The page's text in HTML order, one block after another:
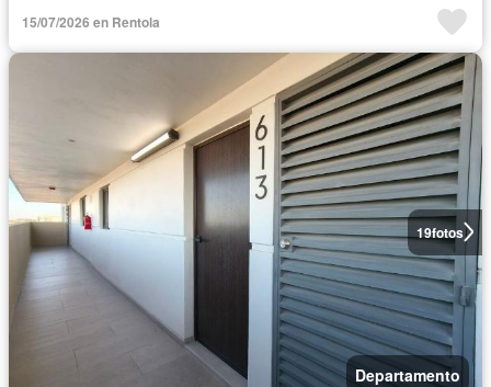
15/07/2026 en Rentola
19fotos
Departamento